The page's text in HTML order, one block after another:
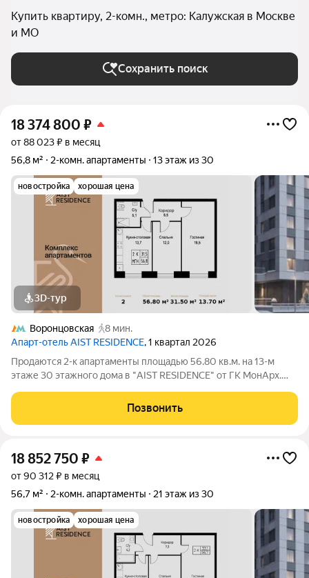
Купить квартиру, 2-комн., метро: Калужская в Москве
и МО
Сохранить поиск
18 374 800 ₽
от 88 023 ₽ в месяц
56,8 м²
2-комн. апартаменты 13 этаж из 30
новостройка хорошая цена
3D-тур
Воронцовская
8 мин.
Апарт-отель AIST RESIDENCE, 1 квартал 2026
Продаются 2-к апартаменты площадью 56.80 кв.м. на 13-м
этаже 30 этажного дома в "AIST RESIDENCE" от ГК МонАрх.
стремится к гармонии между динамичной городской жизнью и
отдыхом на природе.
Позвонить
18 852 750 ₽
от 90 312 ₽ в месяц
56,7 м²
2-комн. апартаменты 21 этаж из 30
новостройка хорошая цена